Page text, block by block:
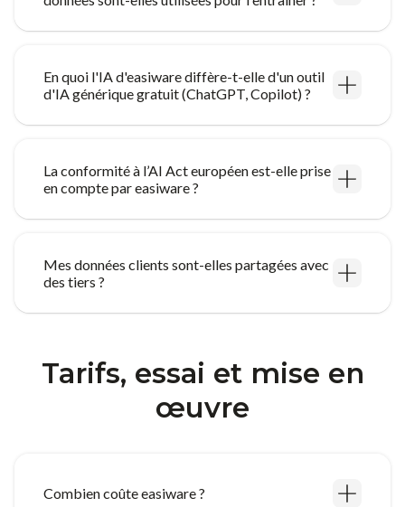
En quoi l'IA d'easiware diffère-t-elle d'un outil
d'IA générique gratuit (ChatGPT, Copilot) ?
La conformité à l’AI Act européen est-elle prise
en compte par easiware ?
Mes données clients sont-elles partagées avec
des tiers ?
Tarifs, essai et mise en
œuvre
Combien coûte easiware ?